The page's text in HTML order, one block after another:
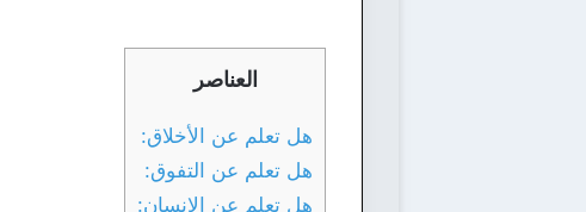
العناصر
هل تعلم عن الأخلاق:
هل تعلم عن التفوق:
هل تعلم عن الإنسان: